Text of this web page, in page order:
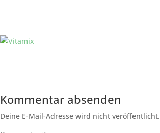
Kommentar absenden
Deine E-Mail-Adresse wird nicht veröffentlicht.